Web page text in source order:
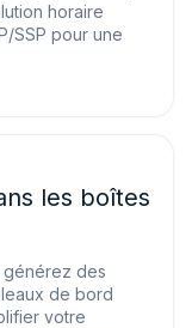
horaire
SSP pour une
les boîtes
des
de bord
votre